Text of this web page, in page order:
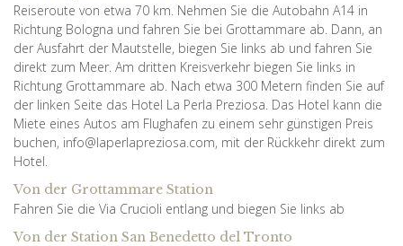
Reiseroute von etwa 70 km. Nehmen Sie die Autobahn A14 in
Richtung Bologna und fahren Sie bei Grottammare ab. Dann, an
der Ausfahrt der Mautstelle, biegen Sie links ab und fahren Sie
direkt zum Meer. Am dritten Kreisverkehr biegen Sie links in
Richtung Grottammare ab. Nach etwa 300 Metern finden Sie auf
der linken Seite das Hotel La Perla Preziosa. Das Hotel kann die
Miete eines Autos am Flughafen zu einem sehr günstigen Preis
buchen, info@laperlapreziosa.com, mit der Rückkehr direkt zum
Hotel.
Von der Grottammare Station
Fahren Sie die Via Crucioli entlang und biegen Sie links ab
Von der Station San Benedetto del Tronto